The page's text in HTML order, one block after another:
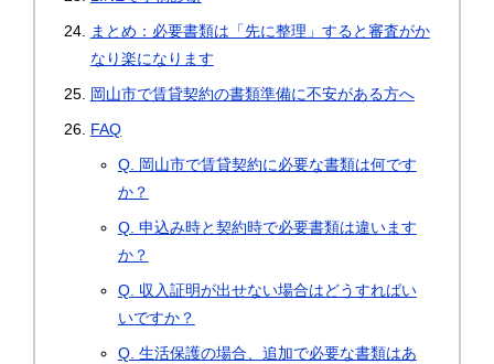
まとめ：必要書類は「先に整理」すると審査がか
なり楽になります
岡山市で賃貸契約の書類準備に不安がある方へ
FAQ
Q. 岡山市で賃貸契約に必要な書類は何です
か？
Q. 申込み時と契約時で必要書類は違います
か？
Q. 収入証明が出せない場合はどうすればい
いですか？
Q. 生活保護の場合、追加で必要な書類はあ